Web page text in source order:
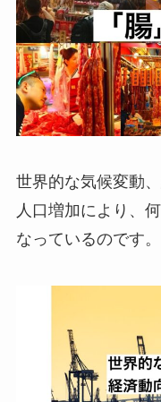
世界的な気候変動
人口増加により、
なっているのです。